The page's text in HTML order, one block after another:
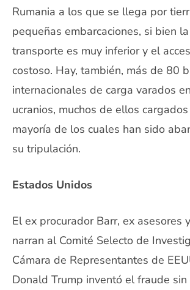
Rumania a los que se llega por
pequeñas embarcaciones, si bien
transporte es muy inferior y el
costoso. Hay, también, más de 80
internacionales de carga varados
ucranios, muchos de ellos
mayoría de los cuales han sido
su tripulación.
Estados Unidos
El ex procurador Barr, ex asesores
narran al Comité Selecto de
Cámara de Representantes de
Donald Trump inventó el fraude sin